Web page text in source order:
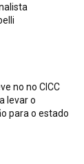
no no CICC
levar o
para o estado